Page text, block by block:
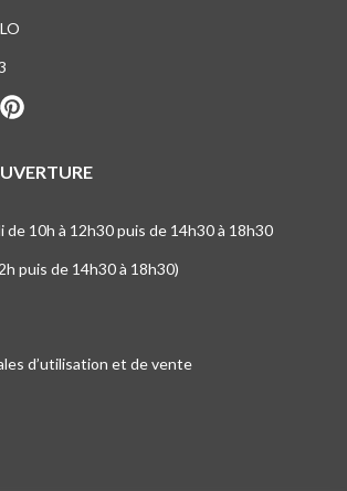
de 10h à 12h30 puis de 14h30 à 18h30
puis de 14h30 à 18h30)
d’utilisation et de vente